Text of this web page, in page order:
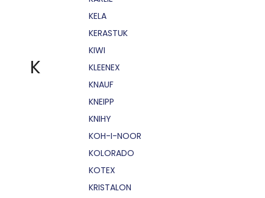
K
KELA
KERASTUK
KIWI
KLEENEX
KNAUF
KNEIPP
KNIHY
KOH-I-NOOR
KOLORADO
KOTEX
KRISTALON